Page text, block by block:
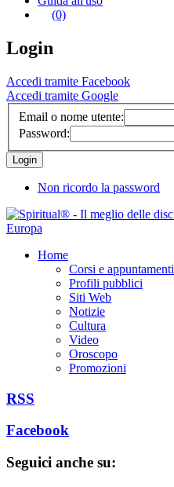
(0)
Login
Accedi tramite Facebook
Accedi tramite Google
Email o nome utente:
Password:
Non ricordo la password
Home
Corsi e appuntamenti
Profili pubblici
Siti Web
Notizie
Cultura
Video
Oroscopo
Promozioni
RSS
Facebook
Seguici anche su: